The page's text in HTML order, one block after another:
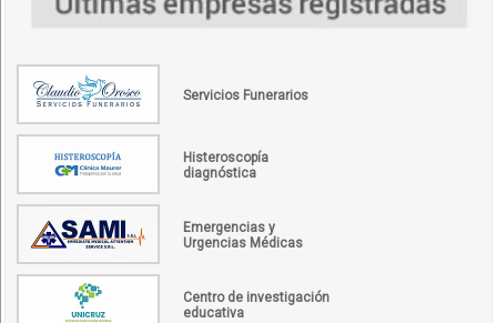
Servicios Funerarios
Histeroscopía
diagnóstica
Emergencias y
Urgencias Médicas
Centro de investigación
educativa